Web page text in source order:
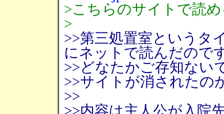
>こちらのサイトで読
>
>>第三処置室というタ
にネットで読んだので
>>どなたかご存知ない
>>サイトが消されたの
>>
>>内容は主人公が入院